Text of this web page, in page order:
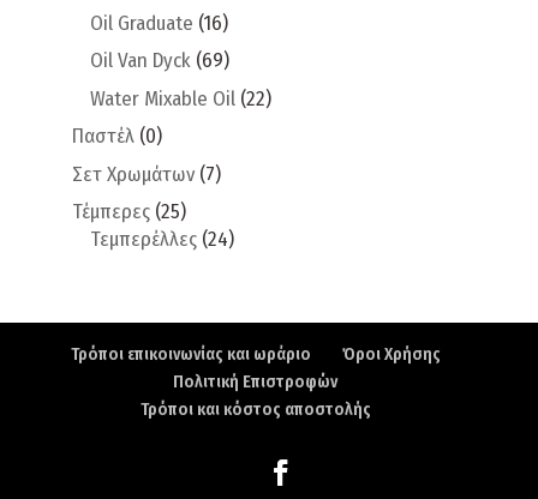
Oil Graduate (16)
Oil Van Dyck (69)
Water Mixable Oil (22)
Παστέλ (0)
Σετ Χρωμάτων (7)
Τέμπερες (25)
Τεμπερέλλες (24)
Τρόποι επικοινωνίας και ωράριο
Όροι Χρήσης
Πολιτική Επιστροφών
Τρόποι και κόστος αποστολής